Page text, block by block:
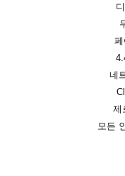
네
제
모든